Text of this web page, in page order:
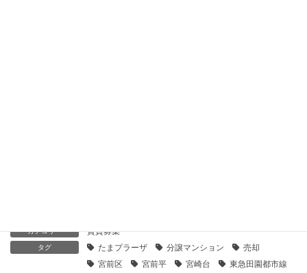
カテゴリー 賃貸募集
タグ たまプラーザ 分譲マンション
売却
宮前区
宮前平 宮崎台
東急田園都市線